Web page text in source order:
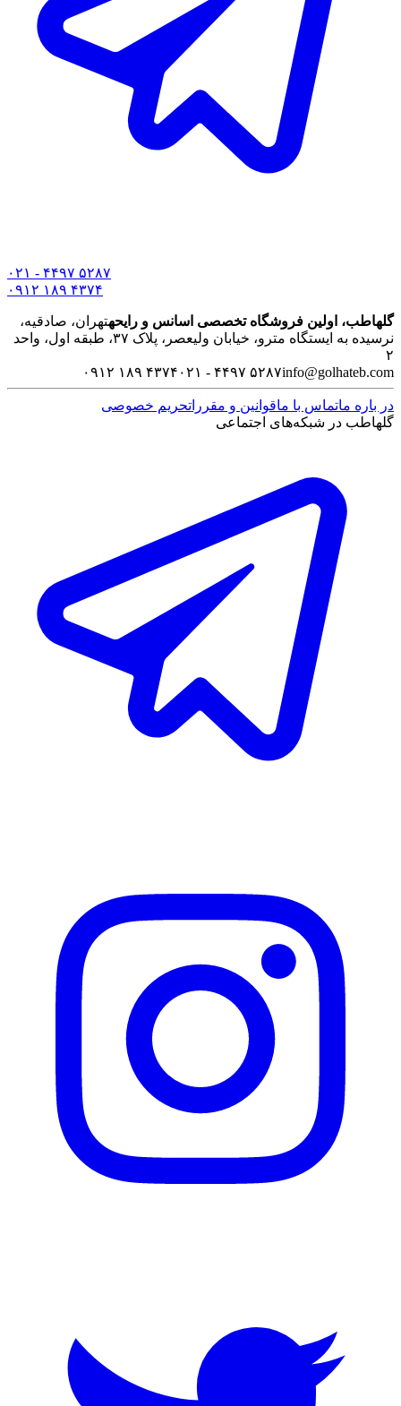
۰۲۱ - ۴۴۹۷ ۵۲۸۷
۰۹۱۲ ۱۸۹ ۴۳۷۴
گلهاطب، اولین فروشگاه تخصصی اسانس و رایحهتهران، صادقیه،
نرسیده به ایستگاه مترو، خیابان ولیعصر، پلاک ۳۷، طبقه اول، واحد
۲
info@golhateb.com۰۲۱ - ۴۴۹۷ ۵۲۸۷ ۰۹۱۲ ۱۸۹ ۴۳۷۴
در باره ماتماس با ماقوانین و مقرراتحریم خصوصی
گلهاطب در شبکه‌های اجتماعی